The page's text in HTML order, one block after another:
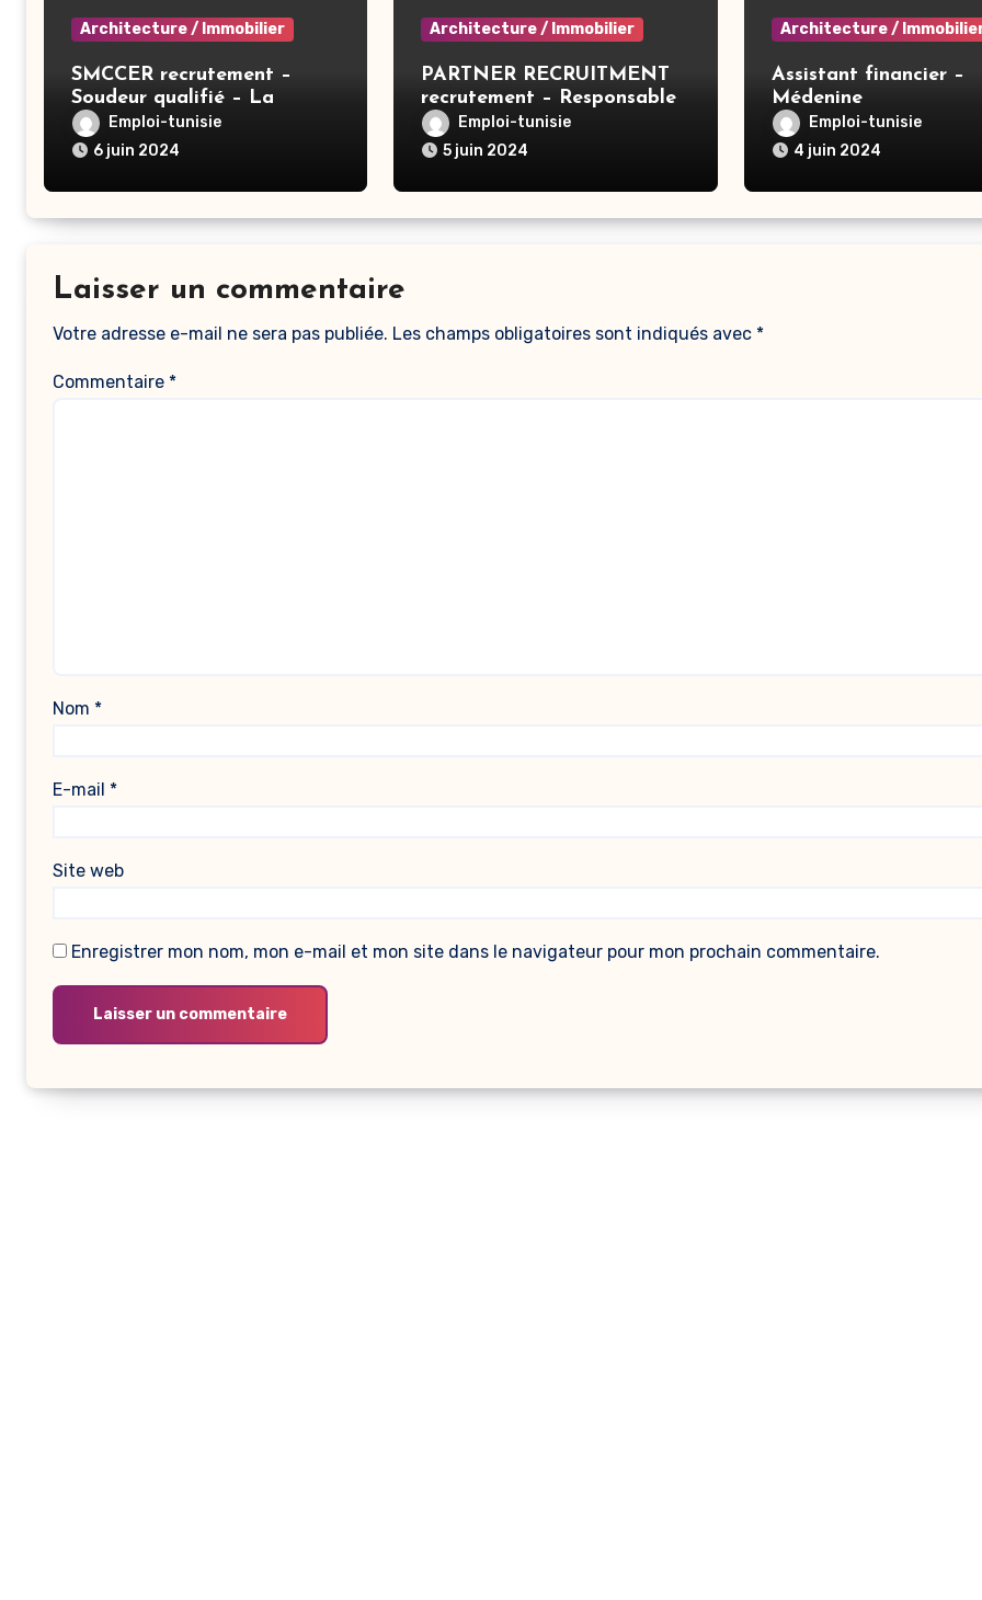
Architecture / Immobilier
SMCCER recrutement –
Soudeur qualifié – La
Manouba
Emploi-tunisie
6 juin 2024
Architecture / Immobilier
PARTNER RECRUITMENT
recrutement – Responsable
Contrôle De
Gestion/Consolidation –
Emploi-tunisie
5 juin 2024
Architecture /
Assistant financier –
Médenine
Emploi-tunisie
4 juin 2024
Laisser un commentaire
Votre adresse e-mail ne sera pas publiée. Les champs obligatoires sont indiqués avec *
Commentaire *
Nom *
E-mail *
Site web
Enregistrer mon nom, mon e-mail et mon site dans le navigateur pour mon prochain commentaire.